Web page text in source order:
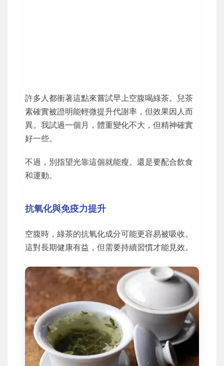
許多人都衝著這點來嘗試早上空腹喝綠茶。兒茶
素確實被證明能輕微提升代謝率，但效果因人而
異。我試過一個月，體重變化不大，但精神確實
好一些。
不過，別指望光靠這個就能瘦。還是要配合飲食
和運動。
抗氧化與免疫力提升
空腹時，綠茶的抗氧化成分可能更容易被吸收。
這對長期健康有益，但需要持續習慣才能見效。